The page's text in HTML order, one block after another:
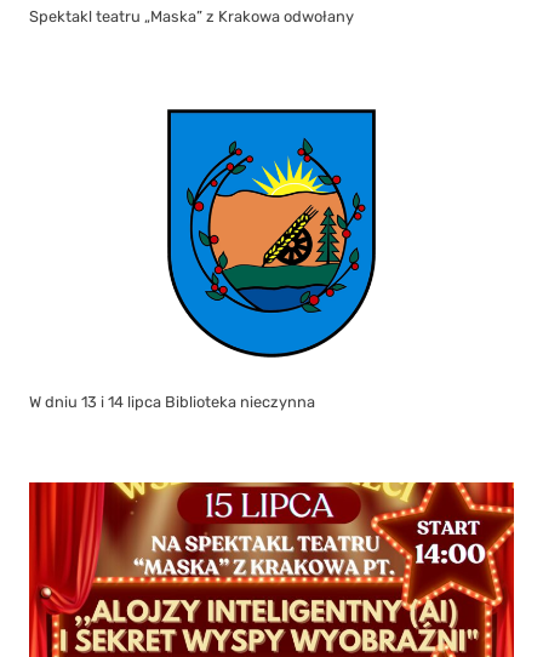
Spektakl teatru „Maska” z Krakowa odwołany
W dniu 13 i 14 lipca Biblioteka nieczynna